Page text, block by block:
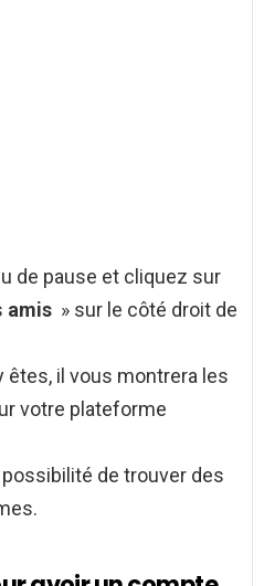
de pause et cliquez sur
amis » sur le côté droit de
êtes, il vous montrera les
votre plateforme
possibilité de trouver des